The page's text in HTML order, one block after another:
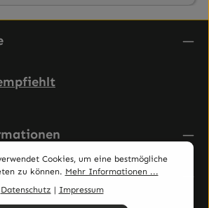
Cookies, um eine bestmögliche
zu können. Mehr Informationen ...
Datenschutz | Impressum